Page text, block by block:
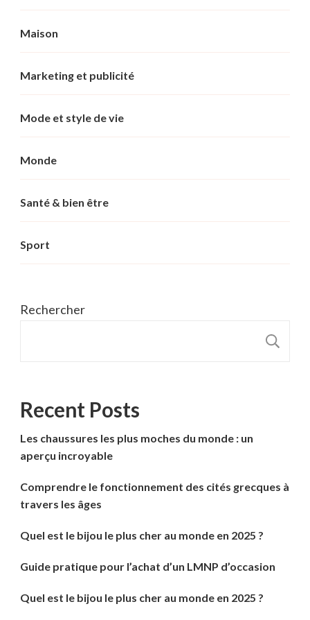
Maison
Marketing et publicité
Mode et style de vie
Monde
Santé & bien être
Sport
Rechercher
Recent Posts
Les chaussures les plus moches du monde : un
aperçu incroyable
Comprendre le fonctionnement des cités grecques à
travers les âges
Quel est le bijou le plus cher au monde en 2025 ?
Guide pratique pour l’achat d’un LMNP d’occasion
Quel est le bijou le plus cher au monde en 2025 ?